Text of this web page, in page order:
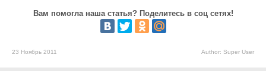
Вам помогла наша статья? Поделитесь в соц сетях!
23 Ноябрь 2011 Author: Super User